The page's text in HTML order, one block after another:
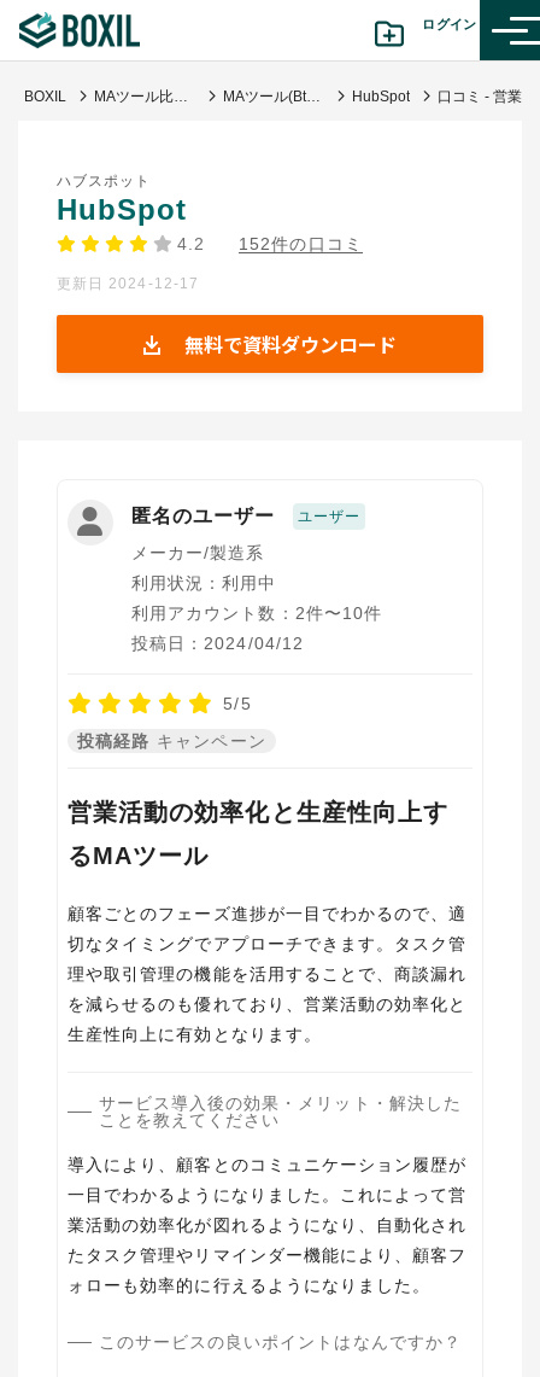
ログイン
診断から探す(β版)
BOXILの使い方ガイド 情報掲載をご希望の方へ
BOXIL MAツール比較｜タイプ別おすすめサービス・料金と失敗しない選び方 MAツール(BtoB) HubSpot
ハブスポット
HubSpot
4.2 152件の口コミ
更新日 2024-12-17
無料で資料ダウンロード
匿名のユーザー ユーザー
メーカー/製造系
利用状況：利用中
利用アカウント数：2件〜10件
投稿日：2024/04/12
5/5
投稿経路 キャンペーン
営業活動の効率化と生産性向上す
るMAツール
顧客ごとのフェーズ進捗が一目でわかるので、適
切なタイミングでアプローチできます。タスク管
理や取引管理の機能を活用することで、商談漏れ
を減らせるのも優れており、営業活動の効率化と
生産性向上に有効となります。
サービス導入後の効果・メリット・解決した
ことを教えてください
導入により、顧客とのコミュニケーション履歴が
一目でわかるようになりました。これによって営
業活動の効率化が図れるようになり、自動化され
たタスク管理やリマインダー機能により、顧客フ
ォローも効率的に行えるようになりました。
このサービスの良いポイントはなんですか？